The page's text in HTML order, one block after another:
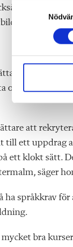
S
k
e
s
sett över
förstelärare i
områden – 10
att
till ett uppdrag
ett klokt sätt.
säger
ha språkkrav
bra